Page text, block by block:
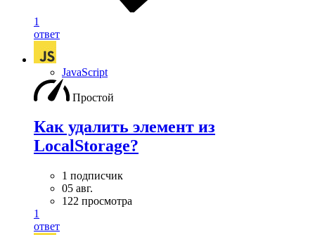
1
ответ
JavaScript
Простой
Как удалить элемент из
LocalStorage?
1 подписчик
05 авг.
122 просмотра
1
ответ